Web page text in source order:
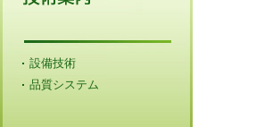
設備技術
品質システム